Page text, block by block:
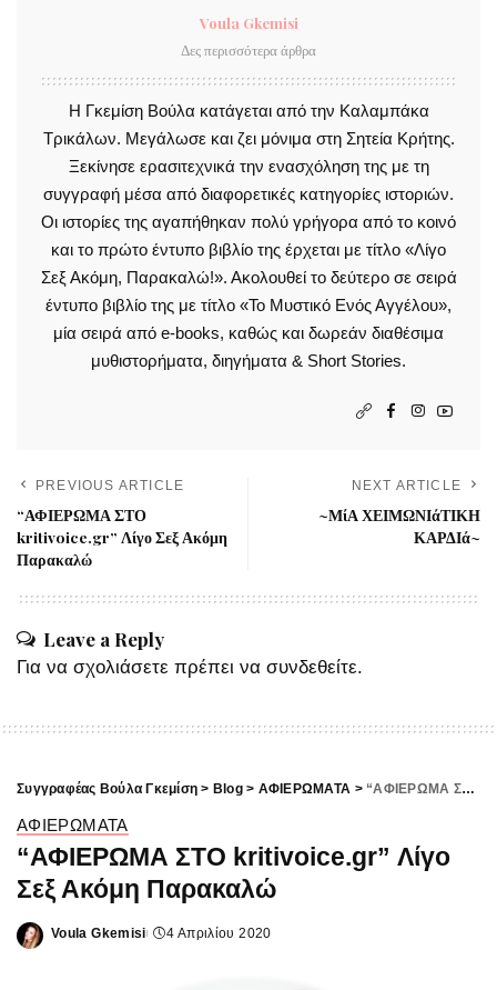
Voula Gkemisi
Δες περισσότερα άρθρα
Η Γκεμίση Βούλα κατάγεται από την Καλαμπάκα
Τρικάλων. Μεγάλωσε και ζει μόνιμα στη Σητεία Κρήτης.
Ξεκίνησε ερασιτεχνικά την ενασχόληση της με τη
συγγραφή μέσα από διαφορετικές κατηγορίες ιστοριών.
Οι ιστορίες της αγαπήθηκαν πολύ γρήγορα από το κοινό
και το πρώτο έντυπο βιβλίο της έρχεται με τίτλο «Λίγο
Σεξ Ακόμη, Παρακαλώ!». Ακολουθεί το δεύτερο σε σειρά
έντυπο βιβλίο της με τίτλο «Το Μυστικό Ενός Αγγέλου»,
μία σειρά από e-books, καθώς και δωρεάν διαθέσιμα
μυθιστορήματα, διηγήματα & Short Stories.
PREVIOUS ARTICLE
“ΑΦΙΕΡΩΜΑ ΣΤΟ
kritivoice.gr” Λίγο Σεξ Ακόμη
Παρακαλώ
NEXT ARTICLE
~ΜίΑ ΧΕΙΜΩΝΙάΤΙΚΗ
ΚΑΡΔΙά~
Leave a Reply
Για να σχολιάσετε πρέπει να συνδεθείτε.
Συγγραφέας Βούλα Γκεμίση > Blog> ΑΦΙΕΡΩΜΑΤΑ > “ΑΦΙΕΡΩΜΑ ΣΤΟ kritivoice.gr” Λίγο Σεξ Ακόμη Παρακαλώ
ΑΦΙΕΡΩΜΑΤΑ
“ΑΦΙΕΡΩΜΑ ΣΤΟ kritivoice.gr” Λίγο
Σεξ Ακόμη Παρακαλώ
Posted
Voula Gkemisi 4 Απριλίου 2020